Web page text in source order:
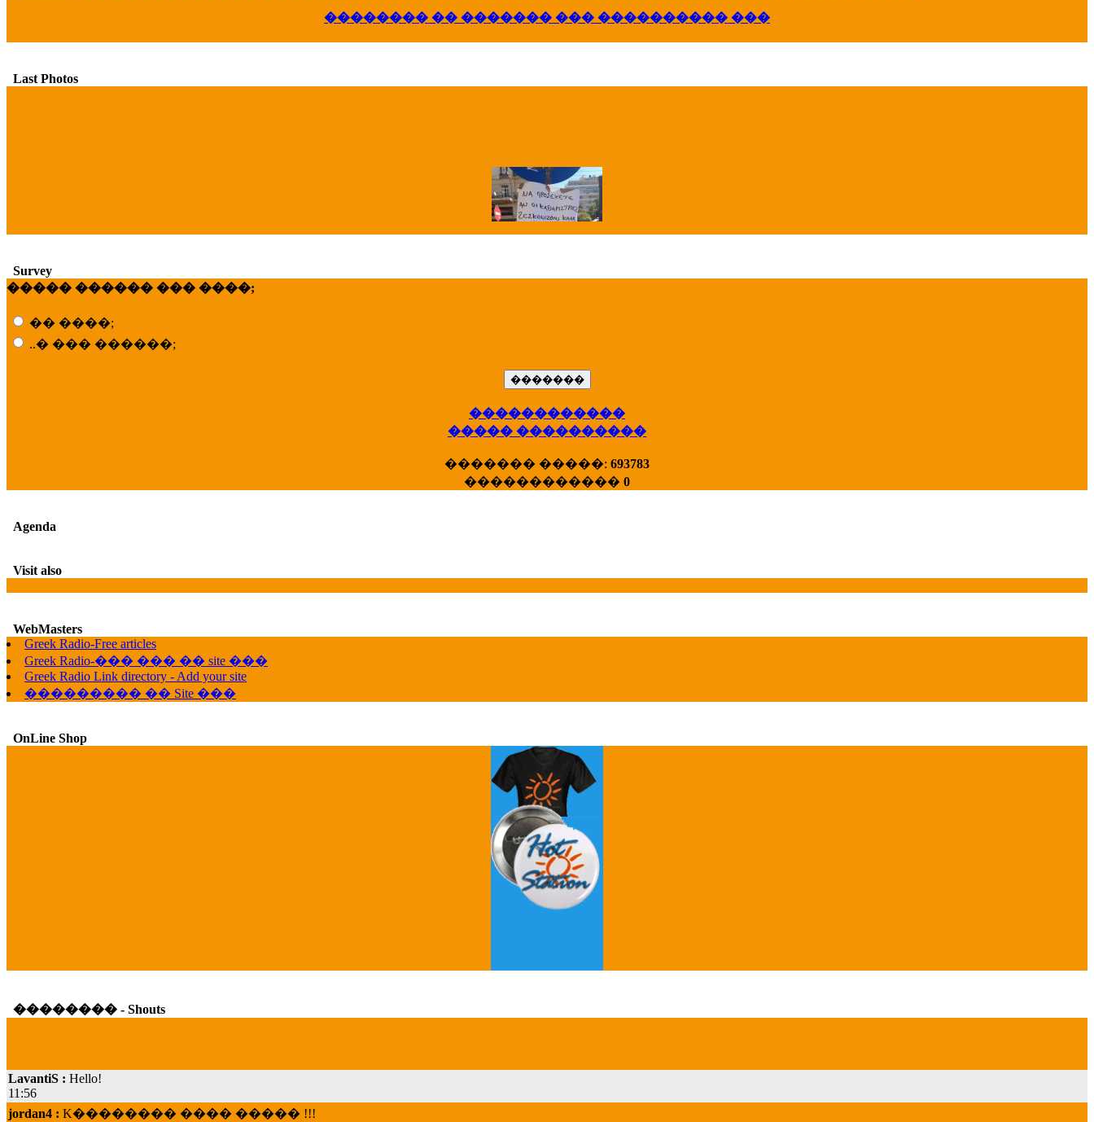
�������� �� ������� ��� ���������� ���
Last Photos
X�����
����� HotStat
...
Grey's Anatomy
Survey
����� ������ ��� ����;
�� ����;
..� ��� ������;
������������
����� ����������
������� �����: 693783
������������ 0
Agenda
Visit also
WebMasters
Greek Radio-Free articles
Greek Radio-��� ��� �� site ���
Greek Radio Link directory - Add your site
��������� �� Site ���
OnLine Shop
�������� - Shouts
11:56
jordan4 :K�������� ���� ����� !!!
19:45